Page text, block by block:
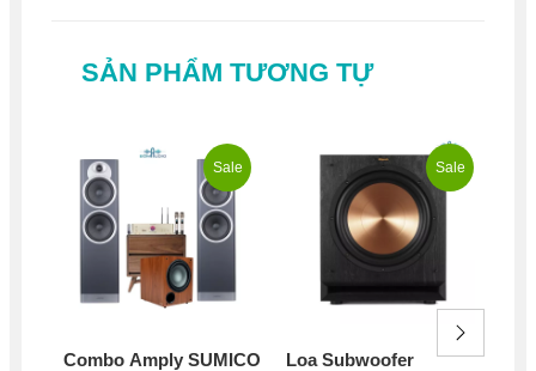
SẢN PHẨM TƯƠNG TỰ
Sale
Combo Amply SUMICO
Sale
Loa Subwoofer